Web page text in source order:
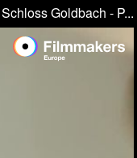
Schloss Goldbach - P...